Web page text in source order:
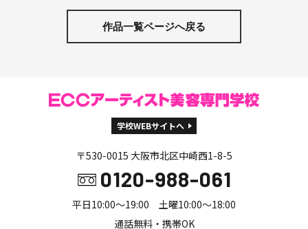
作品一覧ページへ戻る
学校WEBサイトへ
〒530-0015 大阪市北区中崎西1-8-5
0120-988-061
平日10:00～19:00 土曜10:00～18:00
通話無料・携帯OK